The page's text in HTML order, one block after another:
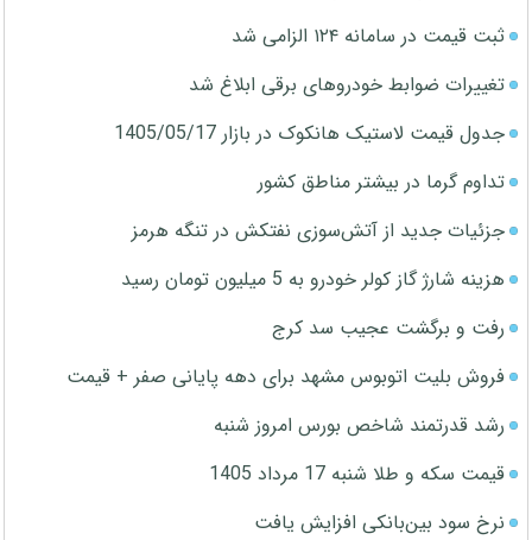
ثبت قیمت در سامانه ۱۲۴ الزامی شد
تغییرات ضوابط خودروهای برقی ابلاغ شد
جدول قیمت لاستیک هانکوک در بازار 1405/05/17
تداوم گرما در بیشتر مناطق کشور
جزئیات جدید از آتش‌سوزی نفتکش در تنگه هرمز
هزینه شارژ گاز کولر خودرو به 5 میلیون تومان رسید
رفت و برگشت عجیب سد کرج
فروش بلیت اتوبوس مشهد برای دهه پایانی صفر + قیمت
رشد قدرتمند شاخص بورس امروز شنبه
قیمت سکه و طلا شنبه 17 مرداد 1405
نرخ سود بین‌بانکی افزایش یافت